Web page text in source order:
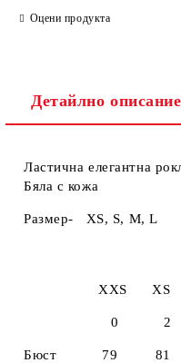
Оцени продукта
Детайлно описание
Ластична елегантна
Бяла с кожа
Размер-
XXS
0 2 4
Бюст 79